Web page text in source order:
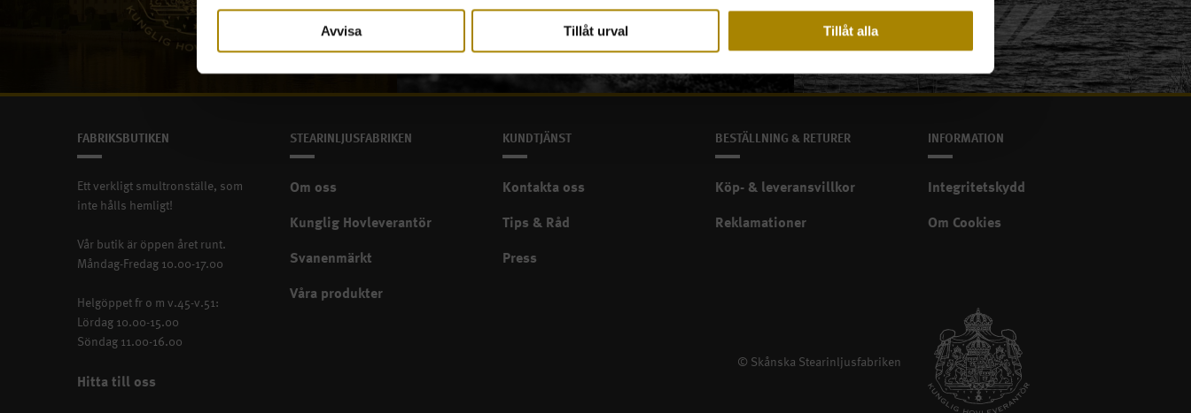
Avvisa Tillåt urval Tillåt alla
FABRIKSBUTIKEN
Ett verkligt smultronställe, som
inte hålls hemligt!
Vår butik är öppen året runt.
Måndag-Fredag 10.00-17.00
Helgöppet fr o m v.45-v.51:
Lördag 10.00-15.00
Söndag 11.00-16.00
Hitta till oss
STEARINLJUSFABRIKEN
Om oss
Kunglig Hovleverantör
Svanenmärkt
Våra produkter
KUNDTJÄNST
Kontakta oss
Tips & Råd
Press
BESTÄLLNING & RETURER
Köp- & leveransvillkor
Reklamationer
INFORMATION
Integritetskydd
Om Cookies
© Skånska Stearinljusfabriken